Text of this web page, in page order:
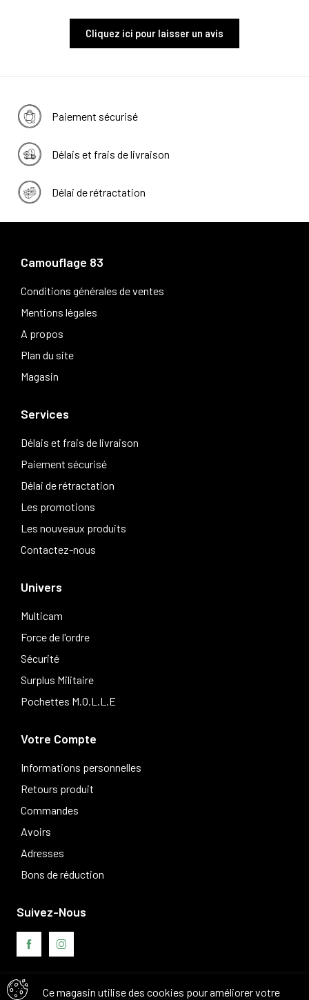
Cliquez ici pour laisser un avis
Paiement sécurisé
Délais et frais de livraison
Délai de rétractation
Camouflage 83
Conditions générales de ventes
Mentions légales
A propos
Plan du site
Magasin
Services
Délais et frais de livraison
Paiement sécurisé
Délai de rétractation
Les promotions
Les nouveaux produits
Contactez-nous
Univers
Multicam
Force de l'ordre
Sécurité
Surplus Militaire
Pochettes M.O.L.L.E
Votre Compte
Informations personnelles
Retours produit
Commandes
Avoirs
Adresses
Bons de réduction
Ce magasin utilise des cookies pour améliorer votre
Suivez-Nous
Avis clients